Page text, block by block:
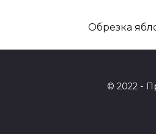
Обрезка
© 2022 -